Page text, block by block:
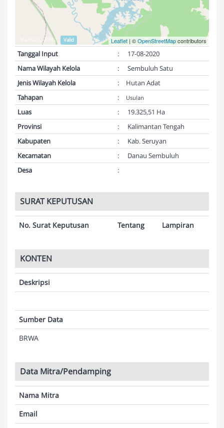
Leaflet | ©OpenStreetMapcontributors
Validasi Peta: Valid
Tanggal Input :
17-08-2020
Nama Wilayah Kelola
:
Sembuluh Satu
Jenis Wilayah Kelola
:
Hutan Adat
Tahapan
: Usulan
Luas :
19.325,51 Ha
Provinsi
:
Kalimantan Tengah
Kabupaten
:
Kab. Seruyan
Kecamatan
:
Danau Sembuluh
Desa
:
SURAT KEPUTUSAN
No. Surat Keputusan Tentang Lampiran
KONTEN
Deskripsi
Sumber Data
BRWA
Data Mitra/Pendamping
Nama Mitra
Email